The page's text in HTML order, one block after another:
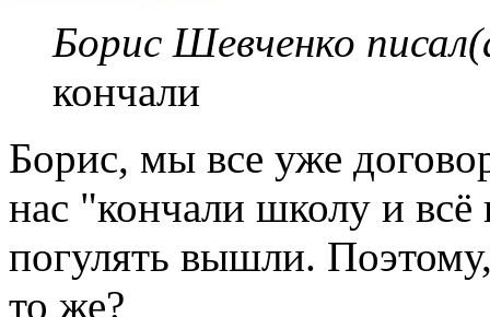
Борис Шевченко
кончали
Борис, мы все уже
нас "кончали школу и
погулять вышли.
то же?